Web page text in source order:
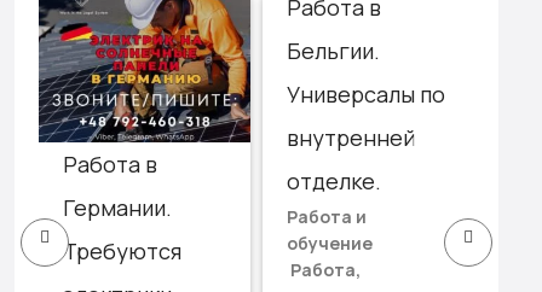
Работа в
Германии.
Требуются
Работа в
Бельгии.
Универсалы по
внутренней
отделке.
Работа и
обучение
Работа,